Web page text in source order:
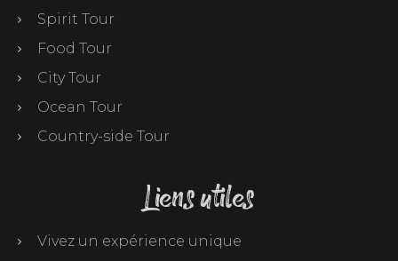
Spirit Tour
Food Tour
City Tour
Ocean Tour
Country-side Tour
Liens utiles
Vivez un expérience unique